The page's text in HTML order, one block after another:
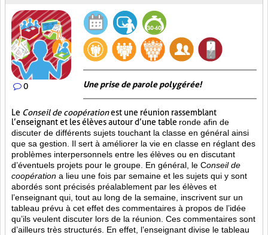
0 Une prise de parole polygérée!
Le Conseil de coopérationest une réunion rassemblant
l’enseignant et les élèves autour d’une table ronde afin de
discuter de différents sujets touchant la classe en général ainsi
que sa gestion. Il sert à améliorer la vie en classe en réglant des
problèmes interpersonnels entre les élèves ou en discutant
d’éventuels projets pour le groupe. En général, le Conseil de
coopération a lieu une fois par semaine et les sujets qui y sont
abordés sont précisés préalablement par les élèves et
l’enseignant qui, tout au long de la semaine, inscrivent sur un
tableau prévu à cet effet des commentaires à propos de l’idée
qu’ils veulent discuter lors de la réunion. Ces commentaires sont
d’ailleurs très structurés. En effet, l’enseignant divise le tableau